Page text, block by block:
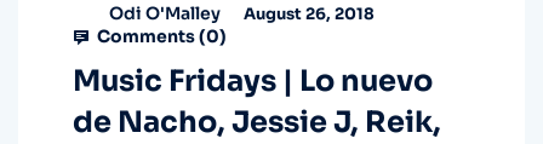
Odi O'Malley August 26, 2018
Comments (0)
Music Fridays | Lo nuevo
de Nacho, Jessie J, Reik,